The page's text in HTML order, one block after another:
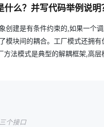
么？并写代码举例说明
创建是有条件约束的,如果一个
模块间的耦合。工厂模式还拥
法模式是典型的解耦框架,高
个接口